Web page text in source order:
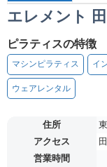
エレメント
ピラティスの特徴
マシンピラティス イ
ウェアレンタル
住所
アクセス
営業時間